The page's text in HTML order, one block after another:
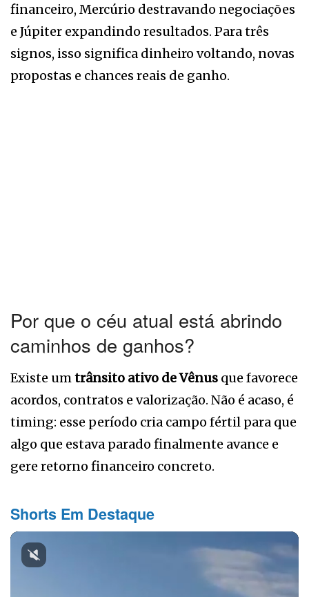
financeiro, Mercúrio destravando negociações
e Júpiter expandindo resultados. Para três
signos, isso significa dinheiro voltando, novas
propostas e chances reais de ganho.
Por que o céu atual está abrindo
caminhos de ganhos?
Existe umtrânsito ativo de Vênus que favorece
acordos, contratos e valorização. Não é acaso, é
timing: esse período cria campo fértil para que
algo que estava parado finalmente avance e
gere retorno financeiro concreto.
Shorts Em Destaque